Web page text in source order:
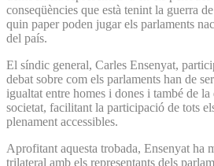
conseqüències que està tenint la guerra
quin paper poden jugar els parlaments
del país.
El síndic general, Carles Ensenyat,
debat sobre com els parlaments han de
igualtat entre homes i dones i també de
societat, facilitant la participació de tots
plenament accessibles.
Aprofitant aquesta trobada, Ensenyat ha
trilateral amb els representants dels